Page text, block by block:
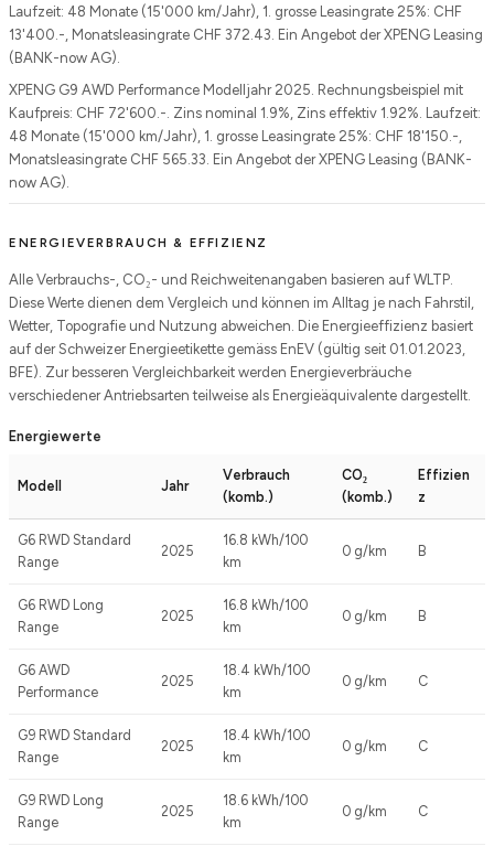
Laufzeit: 48 Monate (15'000 km/Jahr), 1. grosse Leasingrate 25%: CHF
13'400.-, Monatsleasingrate CHF 372.43. Ein Angebot der XPENG Leasing
(BANK-now AG).
XPENG G9 AWD Performance Modelljahr 2025. Rechnungsbeispiel mit
Kaufpreis: CHF 72'600.-. Zins nominal 1.9%, Zins effektiv 1.92%. Laufzeit:
48 Monate (15'000 km/Jahr), 1. grosse Leasingrate 25%: CHF 18'150.-,
Monatsleasingrate CHF 565.33. Ein Angebot der XPENG Leasing (BANK-
now AG).
ENERGIEVERBRAUCH & EFFIZIENZ
Alle Verbrauchs-, CO₂- und Reichweitenangaben basieren auf WLTP.
Diese Werte dienen dem Vergleich und können im Alltag je nach Fahrstil,
Wetter, Topografie und Nutzung abweichen. Die Energieeffizienz basiert
auf der Schweizer Energieetikette gemäss EnEV (gültig seit 01.01.2023,
BFE). Zur besseren Vergleichbarkeit werden Energieverbräuche
verschiedener Antriebsarten teilweise als Energieäquivalente dargestellt.
Energiewerte
Modell Jahr
Verbrauch
(komb.)
CO₂
(komb.)
Effizien
z
G6 RWD Standard
Range
2025
16.8 kWh/100
km
0 g/km B
G6 RWD Long
Range
2025
16.8 kWh/100
km
0 g/km B
G6 AWD
Performance
2025
18.4 kWh/100
km
0 g/km C
G9 RWD Standard
Range
2025
18.4 kWh/100
km
0 g/km C
G9 RWD Long
Range
2025
18.6 kWh/100
km
0 g/km C